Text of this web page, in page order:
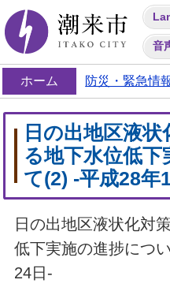
潮
音
ホーム 防災・緊急情
日の出地区液
る地下水位低
て(2) -平成28年
日の出地区液状化対
低下実施の進捗につ
24日-